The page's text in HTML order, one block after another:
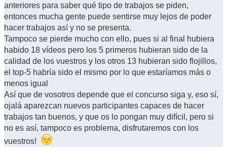
anteriores para saber qué tipo de trabajos se piden,
entonces mucha gente puede sentirse muy lejos de poder
hacer trabajos así y no se presenta.
Tampoco se pierde mucho con ello, pues si al final hubiera
habido 18 vídeos pero los 5 primeros hubieran sido de la
calidad de los vuestros y los otros 13 hubieran sido flojillos,
el top-5 habría sido el mismo por lo que estaríamos más o
menos igual
Así que de vosotros depende que el concurso siga y, eso sí,
ojalá aparezcan nuevos participantes capaces de hacer
trabajos tan buenos, y que os lo pongan muy difícil, pero si
no es así, tampoco es problema, disfrutaremos con los
vuestros!